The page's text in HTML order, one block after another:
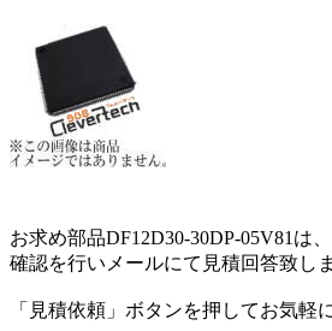
お求め部品DF12D30-30DP-05V81は
確認を行いメールにて見積回答致しま
「見積依頼」ボタンを押してお気軽